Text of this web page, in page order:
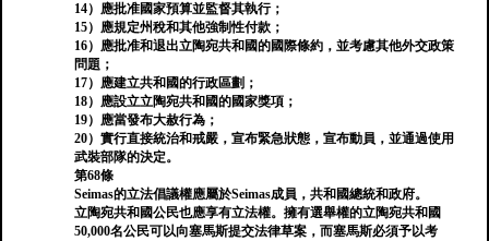
14）應批准國家預算並監督其執行；
15）應規定州稅和其他強制性付款；
16）應批准和退出立陶宛共和國的國際條約，並考慮其他外交政策
問題；
17）應建立共和國的行政區劃；
18）應設立立陶宛共和國的國家獎項；
19）應當發布大赦行為；
20）實行直接統治和戒嚴，宣布緊急狀態，宣布動員，並通過使用
武裝部隊的決定。
第68條
Seimas的立法倡議權應屬於Seimas成員，共和國總統和政府。
立陶宛共和國公民也應享有立法權。擁有選舉權的立陶宛共和國
50,000名公民可以向塞馬斯提交法律草案，而塞馬斯必須予以考